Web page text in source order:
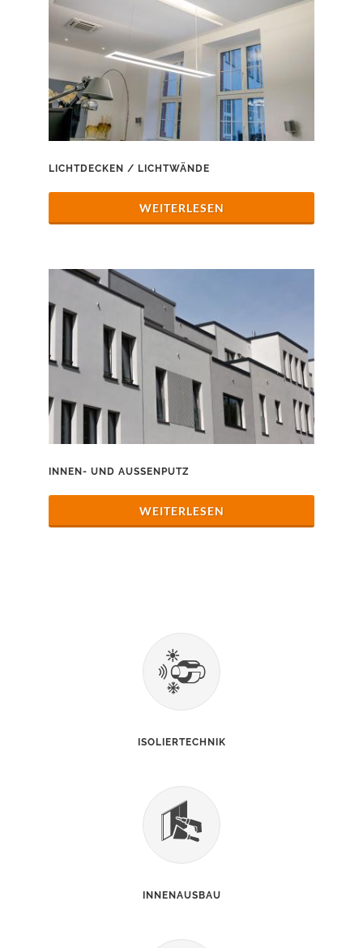
LICHTDECKEN / LICHTWÄNDE
WEITERLESEN
INNEN- UND AUSSENPUTZ
WEITERLESEN
ISOLIERTECHNIK
INNENAUSBAU